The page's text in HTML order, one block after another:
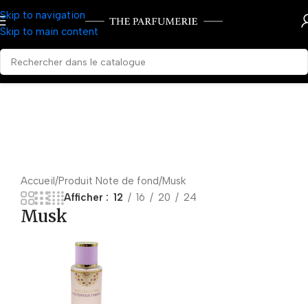
Skip to navigation
Skip to main content
Accueil Produit Note de fond Musk
Afficher
12 16 20 24
Musk